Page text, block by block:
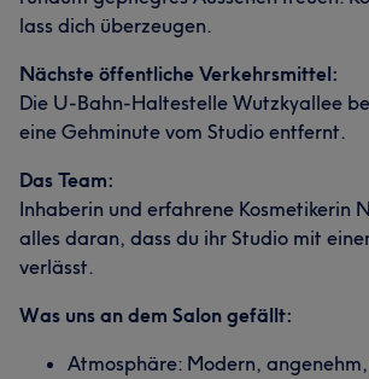
lass dich überzeugen.
Nächste öffentliche Verkehrsmittel:
Die U-Bahn-Haltestelle Wutzkyallee
eine Gehminute vom Studio entfernt.
Das Team:
Inhaberin und erfahrene Kosmetikerin
alles daran, dass du ihr Studio mit
verlässt.
Was uns an dem Salon gefällt:
Atmosphäre: Modern,